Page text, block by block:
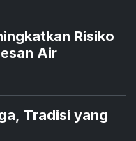
Risiko
Air
Tradisi yang